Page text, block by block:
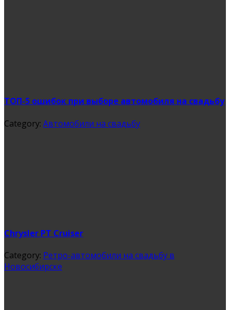
ТОП-5 ошибок при выборе автомобиля на свадьбу
Category: Автомобили на свадьбу
Chrysler PT Cruiser
Category: Ретро-автомобили на свадьбу в
Новосибирске